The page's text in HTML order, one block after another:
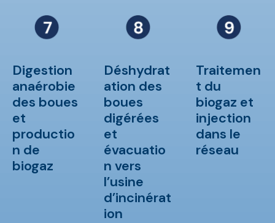
Digestion
anaérobie
des boues
et
productio
n de
biogaz
Déshydrat
ation des
boues
digérées
et
évacuatio
n vers
l’usine
d’incinérat
ion
Traitemen
t du
biogaz et
injection
dans le
réseau